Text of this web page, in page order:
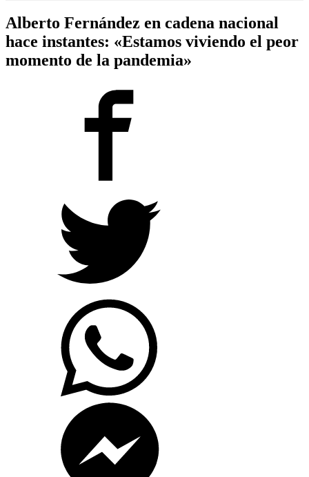
Alberto Fernández en cadena nacional
hace instantes: «Estamos viviendo el peor
momento de la pandemia»